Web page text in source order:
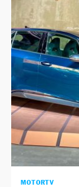
MOTORTV